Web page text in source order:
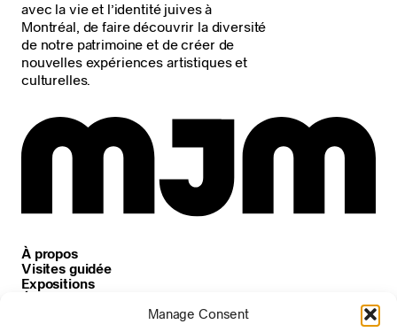
Manage Consent
avec la vie et l’identité juives à
Montréal, de faire découvrir la diversité
de notre patrimoine et de créer de
nouvelles expériences artistiques et
culturelles.
À propos
Visites guidée
Expositions
Événements